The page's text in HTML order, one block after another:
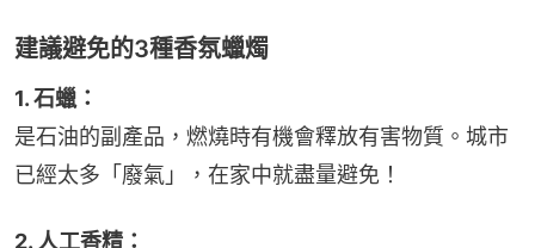
建議避免的3種香氛蠟燭
1. 石蠟：
是石油的副產品，燃燒時有機會釋放有害物質。城市
已經太多「廢氣」，在家中就盡量避免！
2. 人工香精：